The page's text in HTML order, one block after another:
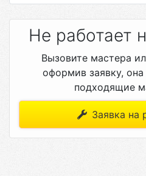
Не работает
Вызовите мастера
оформив заявку,
подходящие
Заявка на